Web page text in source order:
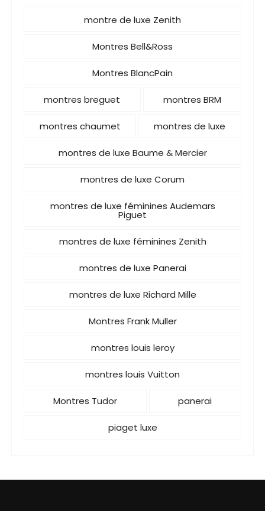
montre de luxe Zenith
Montres Bell&Ross
Montres BlancPain
montres breguet montres BRM
montres chaumet montres de luxe
montres de luxe Baume & Mercier
montres de luxe Corum
montres de luxe féminines Audemars
Piguet
montres de luxe féminines Zenith
montres de luxe Panerai
montres de luxe Richard Mille
Montres Frank Muller
montres louis leroy
montres louis Vuitton
Montres Tudor panerai
piaget luxe